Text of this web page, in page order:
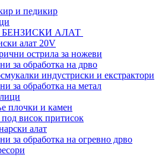
и педикир
АЛАТ
алат 20V
острила за ножеви
за обработка на дрво
индустриски и екстрактори
за обработка на метал
плочки и камен
висок притисок
алат
за обработка на огревно дрво